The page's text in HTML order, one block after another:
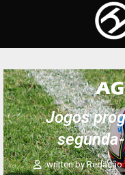
Jogos
written byRedação